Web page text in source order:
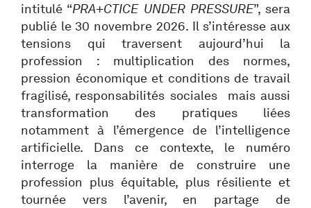
intitulé “PRA+CTICE UNDER PRESSURE”, sera
publié le 30 novembre 2026. Il s’intéresse aux
tensions qui traversent aujourd’hui la
profession : multiplication des normes,
pression économique et conditions de travail
fragilisé, responsabilités sociales mais aussi
transformation des pratiques liées
notamment à l’émergence de l’intelligence
artificielle. Dans ce contexte, le numéro
interroge la manière de construire une
profession plus équitable, plus résiliente et
tournée vers l’avenir, en partage de